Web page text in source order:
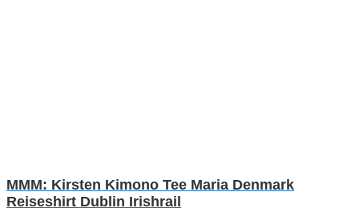
MMM: Kirsten Kimono Tee Maria Denmark
Reiseshirt Dublin Irishrail